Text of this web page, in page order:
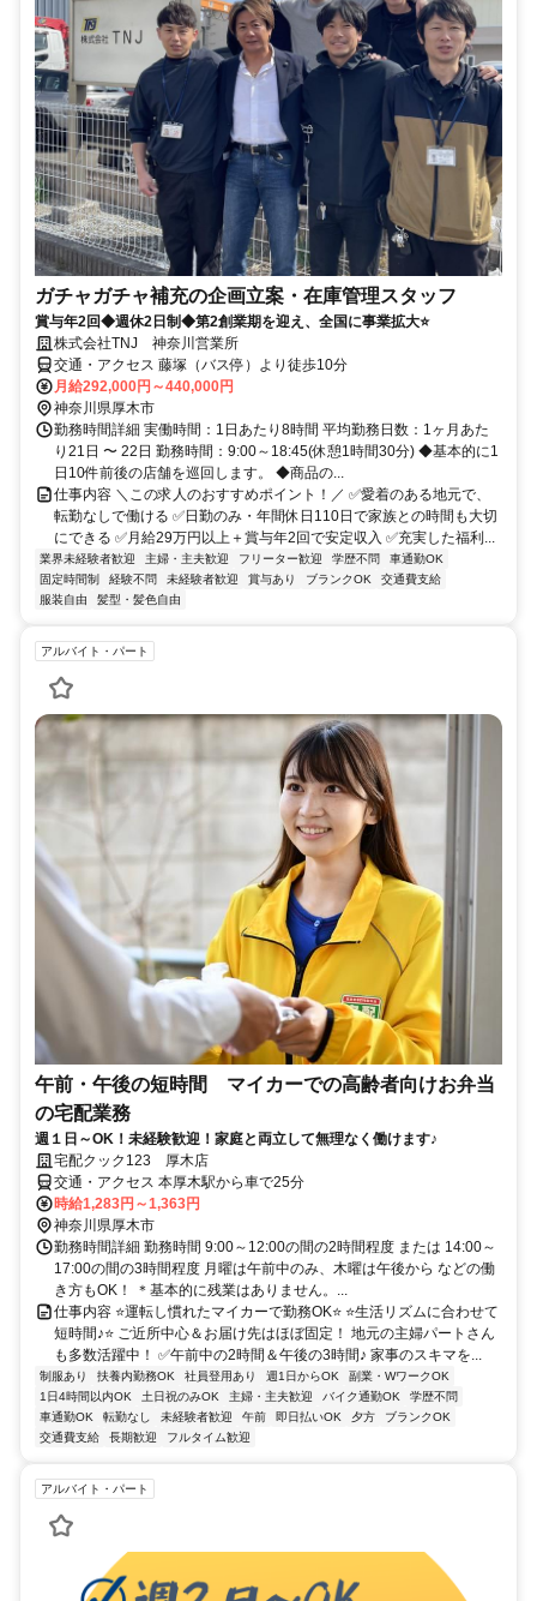
ガチャガチャ補充の企画立案・在庫管理スタッフ
賞与年2回◆週休2日制◆第2創業期を迎え、全国に事業拡大⭐
株式会社TNJ 神奈川営業所
交通・アクセス 藤塚（バス停）より徒歩10分
月給292,000円～440,000円
神奈川県厚木市
勤務時間詳細 実働時間：1日あたり8時間 平均勤務日数：1ヶ月あた
り21日 〜 22日 勤務時間：9:00～18:45(休憩1時間30分) ◆基本的に1
日10件前後の店舗を巡回します。 ◆商品の...
仕事内容 ＼この求人のおすすめポイント！／ ✅愛着のある地元で、
転勤なしで働ける ✅日勤のみ・年間休日110日で家族との時間も大切
にできる ✅月給29万円以上＋賞与年2回で安定収入 ✅充実した福利...
業界未経験者歓迎 主婦・主夫歓迎 フリーター歓迎 学歴不問
車通勤OK
固定時間制
経験不問 未経験者歓迎 賞与あり ブランクOK
交通費支給
服装自由
髪型・髪色自由
アルバイト・パート
午前・午後の短時間 マイカーでの高齢者向けお弁当
の宅配業務
週１日～OK！未経験歓迎！家庭と両立して無理なく働けます♪
宅配クック123 厚木店
交通・アクセス 本厚木駅から車で25分
時給1,283円～1,363円
神奈川県厚木市
勤務時間詳細 勤務時間 9:00～12:00の間の2時間程度 または 14:00～
17:00の間の3時間程度 月曜は午前中のみ、木曜は午後から などの働
き方もOK！ ＊基本的に残業はありません。...
仕事内容 ⭐運転し慣れたマイカーで勤務OK⭐ ⭐生活リズムに合わせて
短時間♪⭐ ご近所中心＆お届け先はほぼ固定！ 地元の主婦パートさん
も多数活躍中！ ✅午前中の2時間＆午後の3時間♪ 家事のスキマを...
制服あり 扶養内勤務OK 社員登用あり 週1日からOK
副業・WワークOK
1日4時間以内OK
土日祝のみOK 主婦・主夫歓迎 バイク通勤OK
学歴不問
車通勤OK
転勤なし 未経験者歓迎 午前 即日払いOK 夕方
ブランクOK
交通費支給
長期歓迎 フルタイム歓迎
アルバイト・パート